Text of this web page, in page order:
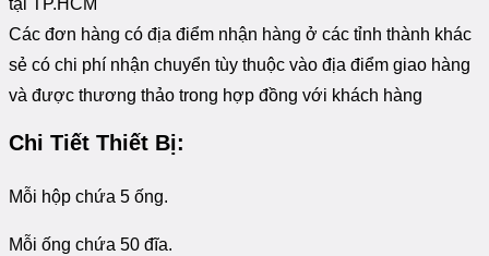
tại TP.HCM
Các đơn hàng có địa điểm nhận hàng ở các tỉnh thành khác
sẻ có chi phí nhận chuyển tùy thuộc vào địa điểm giao hàng
và được thương thảo trong hợp đồng với khách hàng
Chi Tiết Thiết Bị:
Mỗi hộp chứa 5 ống.
Mỗi ống chứa 50 đĩa.